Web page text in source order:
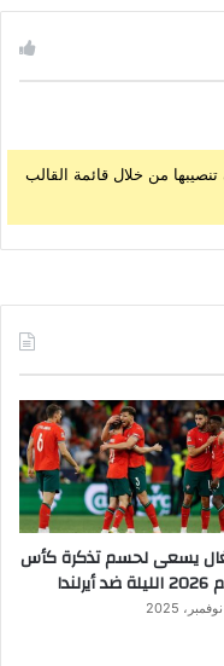
من خلال قائمة القالب
يسعى لحسم تذكرة كأس